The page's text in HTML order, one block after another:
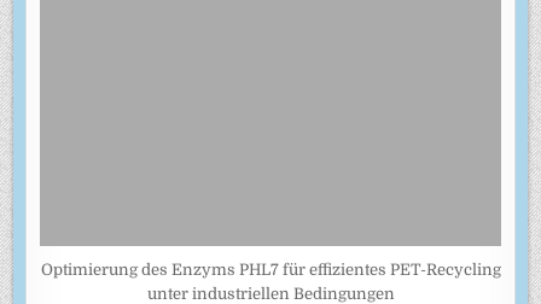
Optimierung des Enzyms PHL7 für effizientes PET-Recycling
unter industriellen Bedingungen